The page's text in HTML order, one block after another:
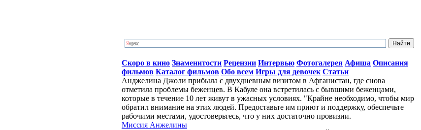
Скоро в кино Знаменитости Рецензии Интервью Фотогалерея Афиша Описания
фильмов Каталог фильмов Обо всем Игры для девочек Статьи
Анджелина Джоли прибыла с двухдневным визитом в Афганистан, где снова
отметила проблемы беженцев. В Кабуле она встретилась с бывшими беженцами,
которые в течение 10 лет живут в ужасных условиях. "Крайне необходимо, чтобы мир
обратил внимание на этих людей. Предоставьте им приют и поддержку, обеспечьте
рабочими местами, удостоверьтесь, что у них достаточно провизии.
Миссия Анжелины